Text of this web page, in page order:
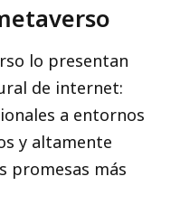
lo presentan
de internet:
a entornos
y altamente
promesas más